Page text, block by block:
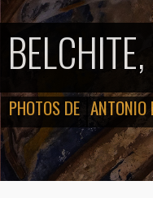
ANTONIO
PHOTOS DE